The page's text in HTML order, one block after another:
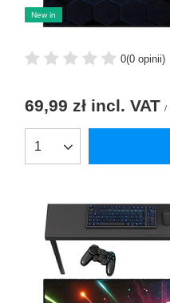
New in
0(0 opinii)
69,99 zł incl. VAT /